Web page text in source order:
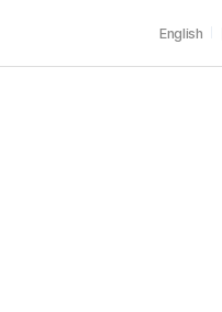
English